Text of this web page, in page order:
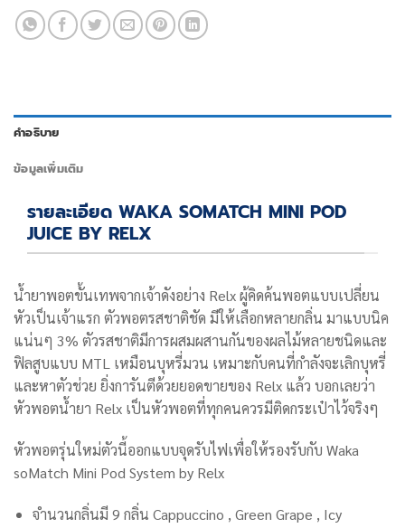
คำอธิบาย
ข้อมูลเพิ่มเติม
รายละเอียด WAKA SOMATCH MINI POD
JUICE BY RELX
น้ำยาพอตขั้นเทพจากเจ้าดังอย่าง Relx ผู้คิดค้นพอตแบบเปลี่ยน
หัวเป็นเจ้าแรก ตัวพอตรสชาติชัด มีให้เลือกหลายกลิ่น มาแบบนิค
แน่นๆ 3% ตัวรสชาติมีการผสมผสานกันของผลไม้หลายชนิดและ
ฟิลสูบแบบ MTL เหมือนบุหรี่มวน เหมาะกับคนที่กำลังจะเลิกบุหรี่
และหาตัวช่วย ยิ่งการันตีด้วยยอดขายของ Relx แล้ว บอกเลยว่า
หัวพอตน้ำยา Relx เป็นหัวพอตที่ทุกคนควรมีติดกระเป๋าไว้จริงๆ
หัวพอตรุ่นใหม่ตัวนี้ออกแบบจุดรับไฟเพื่อให้รองรับกับ Waka
soMatch Mini Pod System by Relx
จำนวนกลิ่นมี 9 กลิ่น Cappuccino , Green Grape , Icy